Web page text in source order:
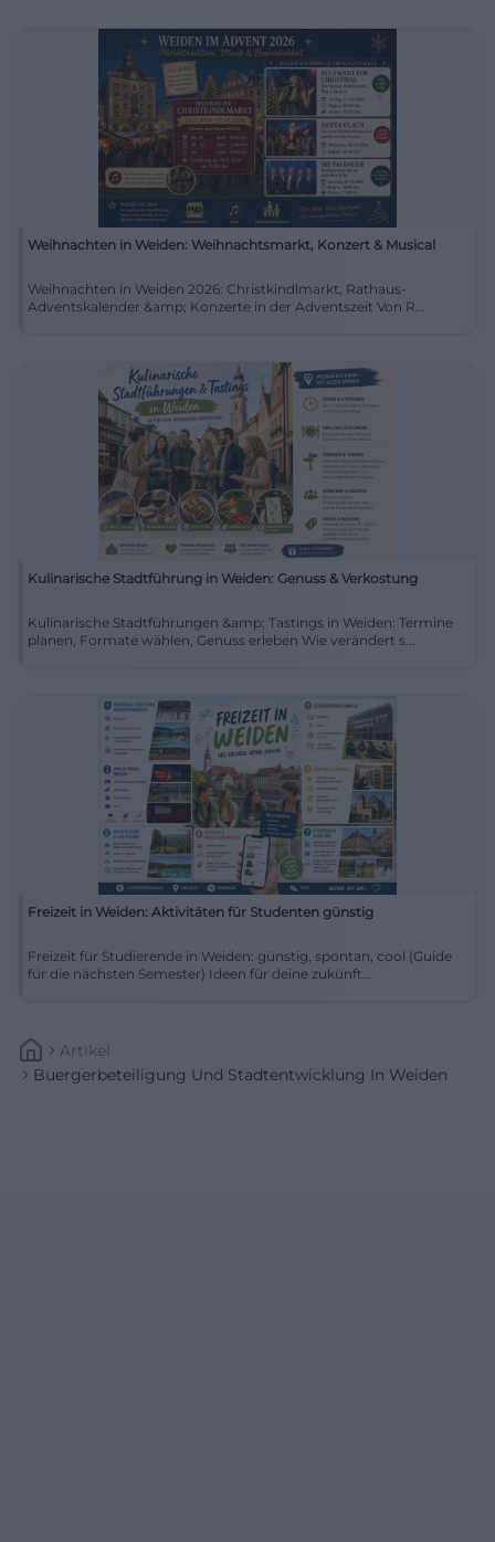
Weihnachten in Weiden: Weihnachtsmarkt, Konzert & Musical
Weihnachten in Weiden 2026: Christkindlmarkt, Rathaus-
Adventskalender &amp; Konzerte in der Adventszeit Von R...
Kulinarische Stadtführung in Weiden: Genuss & Verkostung
Kulinarische Stadtführungen &amp; Tastings in Weiden: Termine
planen, Formate wählen, Genuss erleben Wie verändert s...
Freizeit in Weiden: Aktivitäten für Studenten günstig
Freizeit für Studierende in Weiden: günstig, spontan, cool (Guide
für die nächsten Semester) Ideen für deine zukünft...
Artikel
Buergerbeteiligung Und Stadtentwicklung In Weiden